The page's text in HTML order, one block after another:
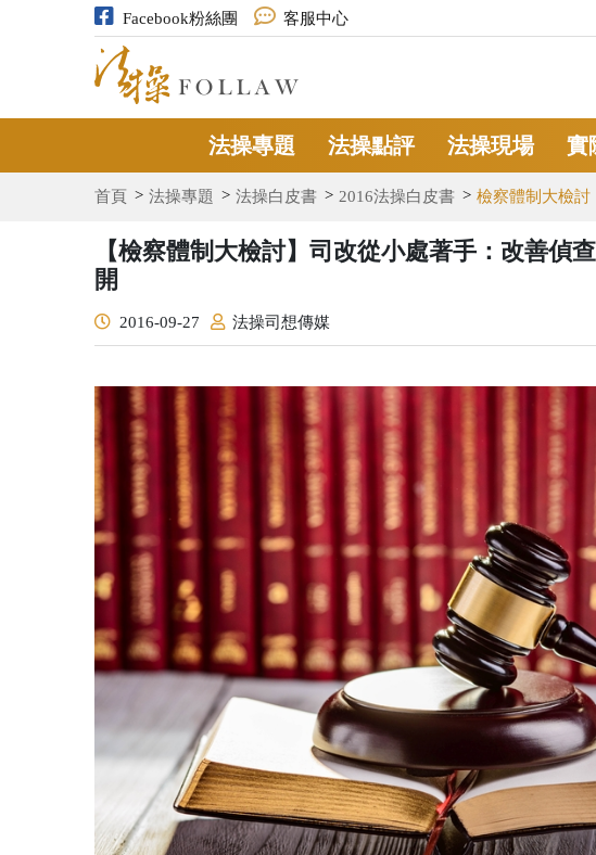
Facebook粉絲團 客服中心
法操專題 法操點評 法操現場 實
首頁 法操專題 法操白皮書 2016法操白皮書 檢察體制大檢討
【檢察體制大檢討】司改從小處著手：改善偵
開
2016-09-27 法操司想傳媒